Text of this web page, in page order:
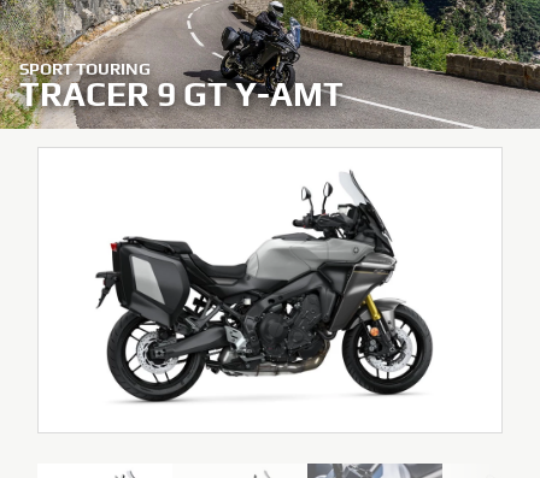
SPORT TOURING
TRACER 9 GT Y-AMT